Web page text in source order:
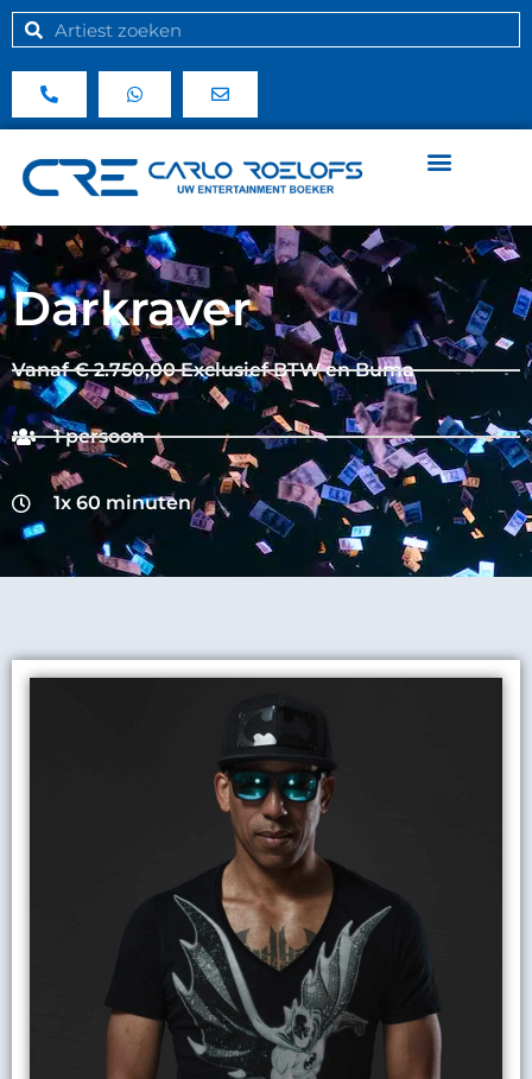
Darkraver
Vanaf € 2.750,00 Exclusief BTW en Buma
1 persoon
1x 60 minuten